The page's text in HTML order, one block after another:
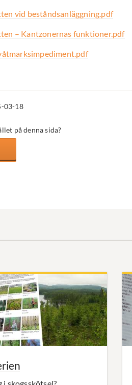
vid beståndsanläggning.pdf
– Kantzonernas funktioner.pdf
03-18
på denna sida?
skogsskötsel?